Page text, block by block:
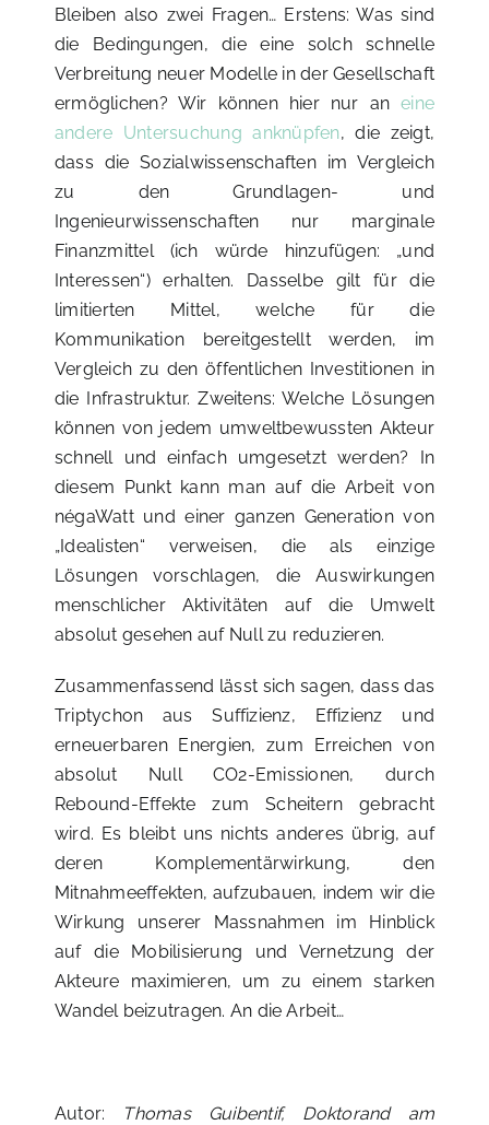
Bleiben also zwei Fragen… Erstens: Was sind
die Bedingungen, die eine solch schnelle
Verbreitung neuer Modelle in der Gesellschaft
ermöglichen? Wir können hier nur aneine
andere Untersuchung anknüpfen, die zeigt,
dass die Sozialwissenschaften im Vergleich
zu den Grundlagen- und
Ingenieurwissenschaften nur marginale
Finanzmittel (ich würde hinzufügen: „und
Interessen“) erhalten. Dasselbe gilt für die
limitierten Mittel, welche für die
Kommunikation bereitgestellt werden, im
Vergleich zu den öffentlichen Investitionen in
die Infrastruktur. Zweitens: Welche Lösungen
können von jedem umweltbewussten Akteur
schnell und einfach umgesetzt werden? In
diesem Punkt kann man auf die Arbeit von
négaWatt und einer ganzen Generation von
„Idealisten“ verweisen, die als einzige
Lösungen vorschlagen, die Auswirkungen
menschlicher Aktivitäten auf die Umwelt
absolut gesehen auf Null zu reduzieren.
Zusammenfassend lässt sich sagen, dass das
Triptychon aus Suffizienz, Effizienz und
erneuerbaren Energien, zum Erreichen von
absolut Null CO2-Emissionen, durch
Rebound-Effekte zum Scheitern gebracht
wird. Es bleibt uns nichts anderes übrig, auf
deren Komplementärwirkung, den
Mitnahmeeffekten, aufzubauen, indem wir die
Wirkung unserer Massnahmen im Hinblick
auf die Mobilisierung und Vernetzung der
Akteure maximieren, um zu einem starken
Wandel beizutragen. An die Arbeit…
Autor: Thomas Guibentif, Doktorand am